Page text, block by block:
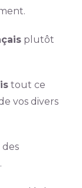
plutôt
tout ce
vos divers